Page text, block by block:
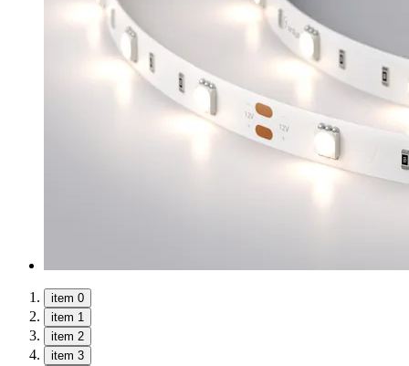
item 0
item 1
item 2
item 3